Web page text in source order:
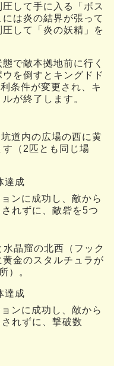
して手に入る「ボス
は炎の結界が張って
して「炎の妖精」を
で敵本拠地前に行く
を倒すとキングドド
条件が変更され、キ
が終了します。
道内の広場の西に黄
（2匹とも同じ場
達成
ンに成功し、敵から
れずに、敵砦を5つ
晶窟の北西（フック
金のスタルチュラが
）。
達成
ンに成功し、敵から
れずに、撃破数